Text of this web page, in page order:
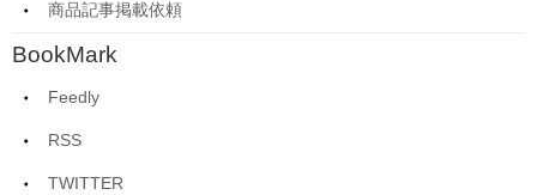
商品記事掲載依頼
BookMark
Feedly
RSS
TWITTER